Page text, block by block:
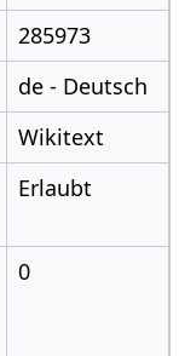
285973
de - Deutsch
Wikitext
Erlaubt
0